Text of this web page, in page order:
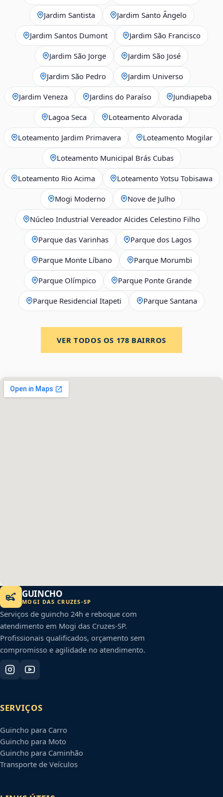
Jardim Santista Jardim Santo Ângelo
Jardim Santos Dumont Jardim São Francisco
Jardim São Jorge Jardim São José
Jardim São Pedro Jardim Universo
Jardim Veneza Jardins do Paraíso Jundiapeba
Lagoa Seca Loteamento Alvorada
Loteamento Jardim Primavera Loteamento Mogilar
Loteamento Municipal Brás Cubas
Loteamento Rio Acima Loteamento Yotsu Tobisawa
Mogi Moderno Nove de Julho
Núcleo Industrial Vereador Alcides Celestino Filho
Parque das Varinhas Parque dos Lagos
Parque Monte Líbano Parque Morumbi
Parque Olímpico Parque Ponte Grande
Parque Residencial Itapeti Parque Santana
VER TODOS OS 178 BAIRROS
GUINCHO
MOGI DAS CRUZES-SP
Serviços de guincho 24h e reboque com
atendimento em Mogi das Cruzes-SP.
Profissionais qualificados, orçamento sem
compromisso e agilidade no atendimento.
SERVIÇOS
Guincho para Carro
Guincho para Moto
Guincho para Caminhão
Transporte de Veículos